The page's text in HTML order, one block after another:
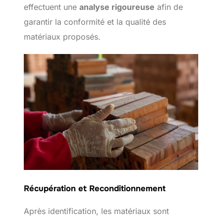
effectuent une analyse rigoureuse afin de
garantir la conformité et la qualité des
matériaux proposés.
Récupération et Reconditionnement
Après identification, les matériaux sont